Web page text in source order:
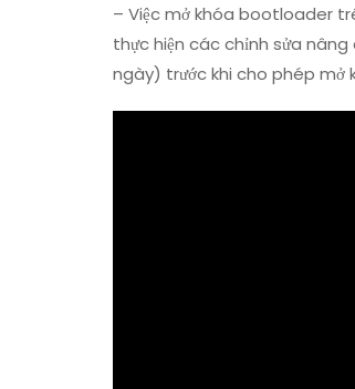
– Việc mở khóa bootloader
thực hiện các chỉnh sửa nâng
ngày) trước khi cho phép mở